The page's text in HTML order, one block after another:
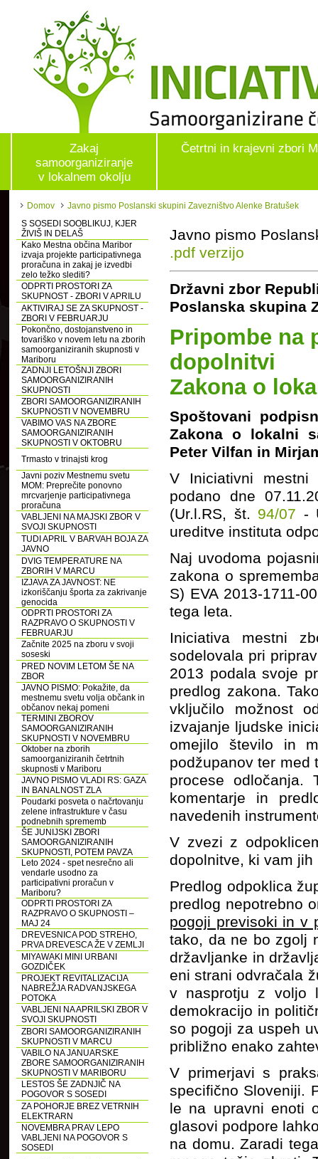
Zakaj
samoorganiziranje
v lokalnem okolju
Četrtni in krajevni zbori
Domov
Javno pismo Poslanski skupini Zavezništvo Alenke Bratušek
S SOSEDI SOOBLIKUJ, KJER
ŽIVIŠ IN DELAŠ
Kako Mestna občina Maribor
izvaja projekte participativnega
proračuna in zakaj je izvedbi
zelo težko slediti?
ODPRTI PROSTORI ZA
SKUPNOST - ZBORI V APRILU
AKTIVIRAJ SE ZA SKUPNOST -
ZBORI V FEBRUARJU
Pokončno, dostojanstveno in
tovariško v novem letu na zborih
samoorganiziranih skupnosti v
Mariboru
ZADNJI LETOŠNJI ZBORI
SAMOORGANIZIRANIH
SKUPNOSTI
ZBORI SAMOORGANIZIRANIH
SKUPNOSTI V NOVEMBRU
VABIMO VAS NA ZBORE
SAMOORGANIZIRANIH
SKUPNOSTI V OKTOBRU
Trmasto v trinajsti krog
Javni poziv Mestnemu svetu
MOM: Preprečite ponovno
mrcvarjenje participativnega
proračuna
VABLJENI NA MAJSKI ZBOR V
SVOJI SKUPNOSTI
TUDI APRIL V BARVAH BOJA ZA
JAVNO
DVIG TEMPERATURE NA
ZBORIH V MARCU
IZJAVA ZA JAVNOST: NE
izkoriščanju športa za zakrivanje
genocida
ODPRTI PROSTORI ZA
RAZPRAVO O SKUPNOSTI V
FEBRUARJU
Začnite 2025 na zboru v svoji
soseski
PRED NOVIM LETOM ŠE NA
ZBOR
JAVNO PISMO: Pokažite, da
mestnemu svetu volja občank in
občanov nekaj pomeni
TERMINI ZBOROV
SAMOORGANIZIRANIH
SKUPNOSTI V NOVEMBRU
Oktober na zborih
samoorganiziranih četrtnih
skupnosti v Mariboru
JAVNO PISMO VLADI RS: GAZA
IN BANALNOST ZLA
Poudarki posveta o načrtovanju
zelene infrastrukture v času
podnebnih sprememb
ŠE JUNIJSKI ZBORI
SAMOORGANIZIRANIH
SKUPNOSTI, POTEM PAVZA
Leto 2024 - spet nesrečno ali
vendarle usodno za
participativni proračun v
Mariboru?
ODPRTI PROSTORI ZA
RAZPRAVO O SKUPNOSTI –
MAJ 24
DREVESNICA POD STREHO,
PRVA DREVESCA ŽE V ZEMLJI
MIYAWAKI MINI URBANI
GOZDIČEK
PROJEKT REVITALIZACIJA
NABREŽJA RADVANJSKEGA
POTOKA
VABLJENI NA APRILSKI ZBOR V
SVOJI SKUPNOSTI
ZBORI SAMOORGANIZIRANIH
SKUPNOSTI V MARCU
VABILO NA JANUARSKE
ZBORE SAMOORGANIZIRANIH
SKUPNOSTI V MARIBORU
LESTOS ŠE ZADNJIČ NA
POGOVOR S SOSEDI
ZA POHORJE BREZ VETRNIH
ELEKTRARN
NOVEMBRA PRAV LEPO
VABLJENI NA POGOVOR S
SOSEDI
Javno pismo
.pdf verzijo
Državni zbor
Poslanska skupina
Pripombe na
dopolnitvi
Zakona o
Spoštovani
Zakona o lokalni
Peter Vilfan in
V Iniciativni mestni
podano dne
(Ur.l.RS, št. 94/07 -
ureditve instituta
Naj uvodoma
zakona o
S) EVA 2013-1711-
tega leta.
Iniciativa mestni
sodelovala pri
2013 podala svoje
predlog zakona.
vključilo možnost
izvajanje ljudske
omejilo število in
podžupanov ter med
procese odločanja.
komentarje in
navedenih
V zvezi z
dopolnitve, ki vam
Predlog odpoklica
predlog nepotrebno
pogoji previsoki in v
tako, da ne bo zgolj
državljanke in
eni strani odvračala
v nasprotju z voljo
demokracijo in
so pogoji za uspeh
približno enako
V primerjavi s
specifično Sloveniji.
le na upravni enoti
glasovi podpore
na domu. Zaradi